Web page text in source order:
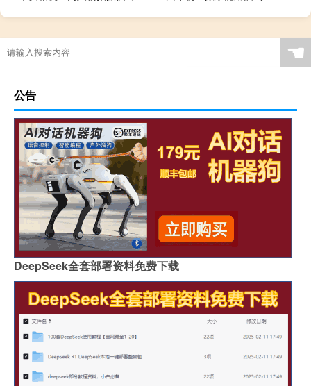
☚
公告
DeepSeek全套部署资料免费下载